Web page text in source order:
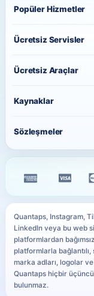
Hakkımızda
Fiyatlar
Sipariş Takip
Popüler Hizmetler
YouTube Hizmetleri
Twitter Hizmetleri
Kick Hizmetleri
WhatsApp Hizmetleri
Tüm Hizmetler
Ücretsiz Servisler
Ücretsiz Instagram
Ücretsiz Instagram
Ücretsiz TikTok Beğeni
Ücretsiz TikTok
Tüm Ücretsiz Servisler
Ücretsiz Araçlar
QR Kod Oluşturucu
Resim Boyutu
WhatsApp Link
Tüm Ücretsiz Araçlar
Kaynaklar
Sıkça Sorulan Sorular
Siteyi iPhone Ana
PayTR Ödeme Rehberi
Ödeme Yöntemleri
Kullanıcı Site Haritası
Sosyal Medya Sözlüğü
Sözleşmeler
Gizlilik Sözleşmesi
KVKK Aydınlatma
SLA
Quantaps, Instagram,
LinkedIn veya bu web
platformlardan
platformlarla
marka adları, logolar
Quantaps hiçbir
bulunmaz.